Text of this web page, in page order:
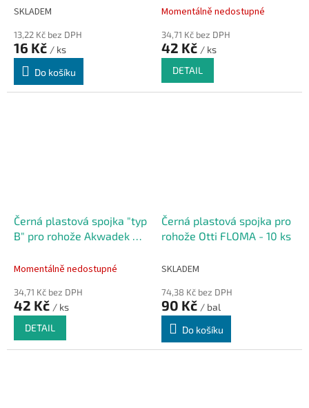
SKLADEM
13,22 Kč bez DPH
16 Kč / ks
Do košíku
Momentálně nedostupné
34,71 Kč bez DPH
42 Kč / ks
DETAIL
Černá plastová spojka "typ
B" pro rohože Akwadek a
Momentálně nedostupné
34,71 Kč bez DPH
42 Kč / ks
DETAIL
Černá plastová spojka pro
rohože Otti FLOMA - 10 ks
SKLADEM
74,38 Kč bez DPH
90 Kč / bal
Do košíku